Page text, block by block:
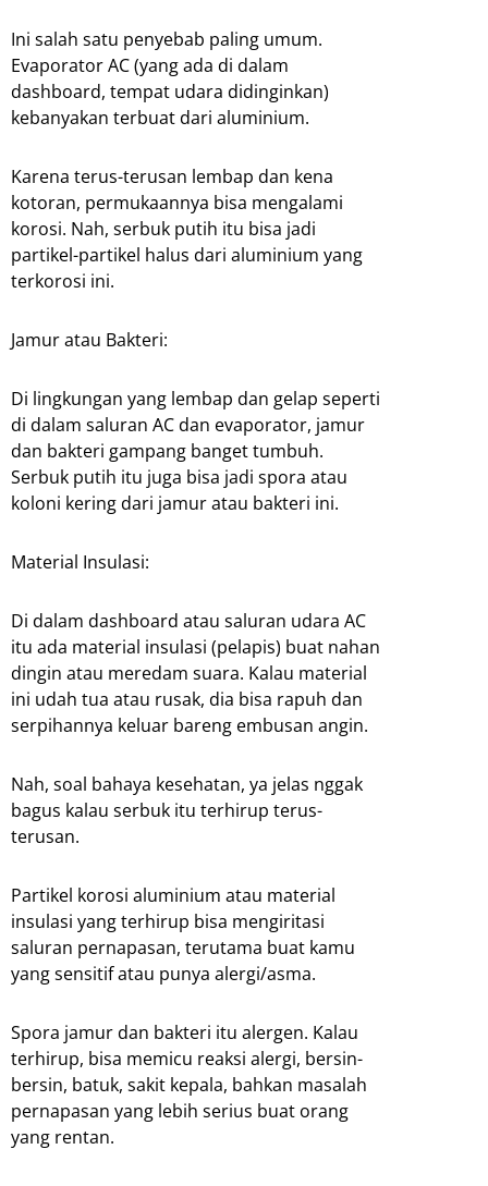
Ini salah satu penyebab paling umum.
Evaporator AC (yang ada di dalam
dashboard, tempat udara didinginkan)
kebanyakan terbuat dari aluminium.
Karena terus-terusan lembap dan kena
kotoran, permukaannya bisa mengalami
korosi. Nah, serbuk putih itu bisa jadi
partikel-partikel halus dari aluminium yang
terkorosi ini.
Jamur atau Bakteri:
Di lingkungan yang lembap dan gelap seperti
di dalam saluran AC dan evaporator, jamur
dan bakteri gampang banget tumbuh.
Serbuk putih itu juga bisa jadi spora atau
koloni kering dari jamur atau bakteri ini.
Material Insulasi:
Di dalam dashboard atau saluran udara AC
itu ada material insulasi (pelapis) buat nahan
dingin atau meredam suara. Kalau material
ini udah tua atau rusak, dia bisa rapuh dan
serpihannya keluar bareng embusan angin.
Nah, soal bahaya kesehatan, ya jelas nggak
bagus kalau serbuk itu terhirup terus-
terusan.
Partikel korosi aluminium atau material
insulasi yang terhirup bisa mengiritasi
saluran pernapasan, terutama buat kamu
yang sensitif atau punya alergi/asma.
Spora jamur dan bakteri itu alergen. Kalau
terhirup, bisa memicu reaksi alergi, bersin-
bersin, batuk, sakit kepala, bahkan masalah
pernapasan yang lebih serius buat orang
yang rentan.